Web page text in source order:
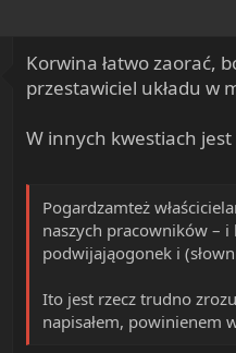
o
n
Korwina łatwo zaorać,
przestawiciel układu w
W innych kwestiach
Pogardzamteż
naszych pracowników –
podwijająogonek i
Ito jest rzecz trudno
napisałem, powinienem